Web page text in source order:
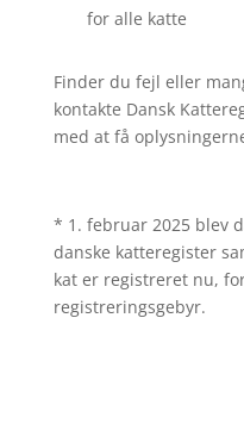
for alle katte
Finder du fejl eller
kontakte Dansk
med at få
* 1. februar 2025 blev
danske katteregister
kat er registreret nu,
registreringsgebyr.